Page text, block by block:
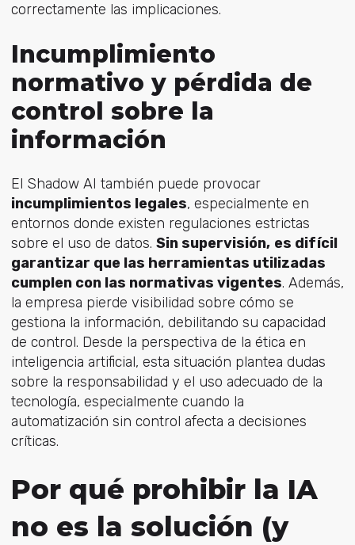
correctamente las implicaciones.
Incumplimiento
normativo y pérdida de
control sobre la
información
El Shadow AI también puede provocar
incumplimientos legales, especialmente en
entornos donde existen regulaciones estrictas
sobre el uso de datos. Sin supervisión, es difícil
garantizar que las herramientas utilizadas
cumplen con las normativas vigentes. Además,
la empresa pierde visibilidad sobre cómo se
gestiona la información, debilitando su capacidad
de control. Desde la perspectiva de la ética en
inteligencia artificial, esta situación plantea dudas
sobre la responsabilidad y el uso adecuado de la
tecnología, especialmente cuando la
automatización sin control afecta a decisiones
críticas.
Por qué prohibir la IA
no es la solución (y